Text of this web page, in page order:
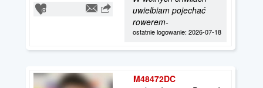
uwielbiam pojechać
rowerem-
ostatnie logowanie: 2026-07-18
M48472DC